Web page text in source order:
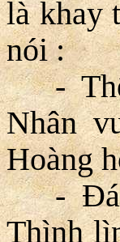
là khay
nói :
- Thế
Nhân
Hoàng
- Ðánh
Thình